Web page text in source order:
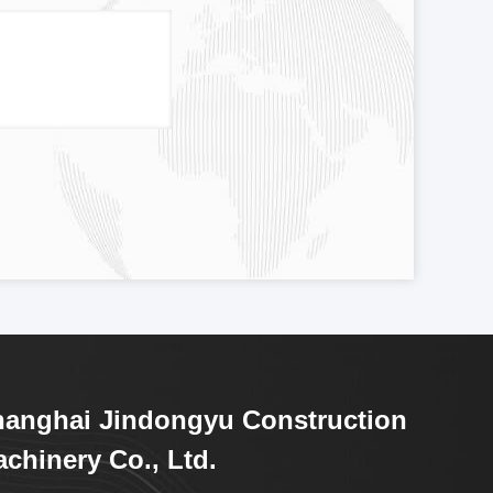
Jindongyu Construction
Co., Ltd.